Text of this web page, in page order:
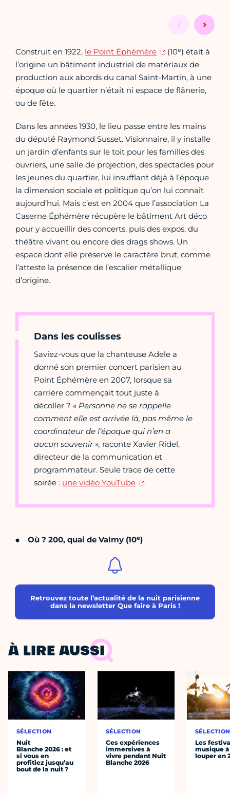
Construit en 1922, le Point Éphémère (10e) était à
l’origine un bâtiment industriel de matériaux de
production aux abords du canal Saint-Martin, à une
époque où le quartier n’était ni espace de flânerie,
ou de fête.
Dans les années 1930, le lieu passe entre les mains
du député Raymond Susset. Visionnaire, il y installe
un jardin d’enfants sur le toit pour les familles des
ouvriers, une salle de projection, des spectacles pour
les jeunes du quartier, lui insufflant déjà à l’époque
la dimension sociale et politique qu’on lui connaît
aujourd’hui. Mais c’est en 2004 que l’association La
Caserne Éphémère récupère le bâtiment Art déco
pour y accueillir des concerts, puis des expos, du
théâtre vivant ou encore des drags shows. Un
espace dont elle préserve le caractère brut, comme
l’atteste la présence de l’escalier métallique
d’origine.
Dans les coulisses
Saviez-vous que la chanteuse Adele a
donné son premier concert parisien au
Point Éphémère en 2007, lorsque sa
carrière commençait tout juste à
décoller ? « Personne ne se rappelle
comment elle est arrivée là, pas même le
coordinateur de l’époque qui n’en a
aucun souvenir », raconte Xavier Ridel,
directeur de la communication et
programmateur. Seule trace de cette
soirée : une vidéo YouTube .
Où ? 200, quai de Valmy (10e)
Retrouvez toute l’actualité de la nuit parisienne
dans la newsletter Que faire à Paris !
À LIRE AUSSI
SÉLECTION
Nuit
Blanche 2026 : et
si vous en
profitiez jusqu’au
bout de la nuit ?
SÉLECTION
Ces expériences
immersives à
vivre pendant Nuit
Blanche 2026
SÉLECTION
Les
musique
louper en